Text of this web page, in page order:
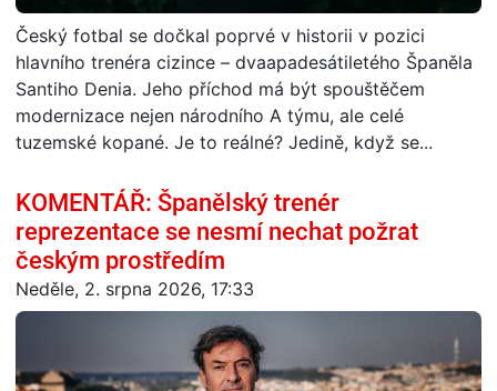
Český fotbal se dočkal poprvé v historii v pozici
hlavního trenéra cizince – dvaapadesátiletého Španěla
Santiho Denia. Jeho příchod má být spouštěčem
modernizace nejen národního A týmu, ale celé
tuzemské kopané. Je to reálné? Jedině, když se...
KOMENTÁŘ: Španělský trenér
reprezentace se nesmí nechat požrat
českým prostředím
Neděle, 2. srpna 2026, 17:33